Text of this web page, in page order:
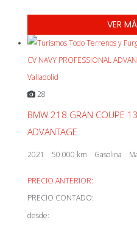
VER
28
BMW 218 GRAN COUPE
ADVANTAGE
2021 50.000 km Gasolina
PRECIO ANTERIOR:
PRECIO CONTADO:
desde: